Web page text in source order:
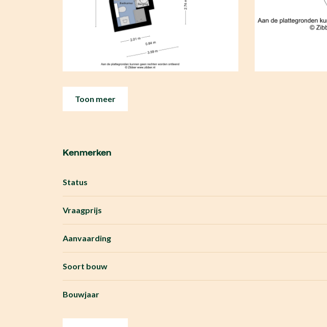
Toon meer
Kenmerken
Status
Vraagprijs
Aanvaarding
Soort bouw
Bouwjaar